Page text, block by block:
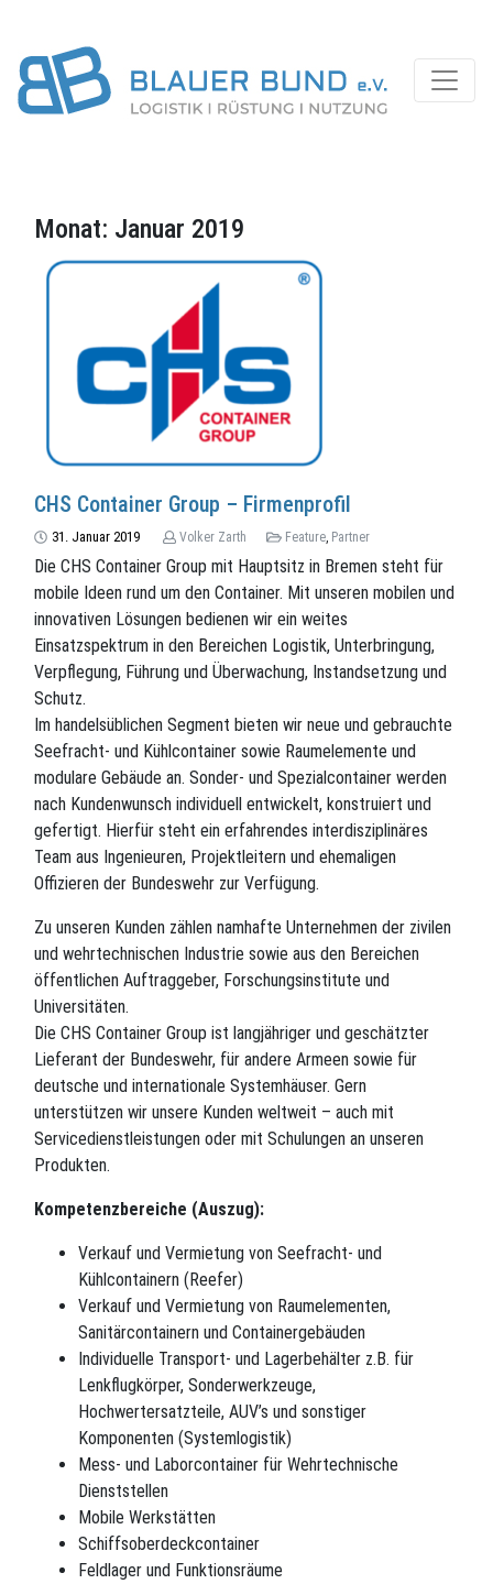
Monat: Januar 2019
CHS Container Group – Firmenprofil
31. Januar 2019 Volker Zarth Feature, Partner
Die CHS Container Group mit Hauptsitz in Bremen steht für
mobile Ideen rund um den Container. Mit unseren mobilen und
innovativen Lösungen bedienen wir ein weites
Einsatzspektrum in den Bereichen Logistik, Unterbringung,
Verpflegung, Führung und Überwachung, Instandsetzung und
Schutz.
Im handelsüblichen Segment bieten wir neue und gebrauchte
Seefracht- und Kühlcontainer sowie Raumelemente und
modulare Gebäude an. Sonder- und Spezialcontainer werden
nach Kundenwunsch individuell entwickelt, konstruiert und
gefertigt. Hierfür steht ein erfahrendes interdisziplinäres
Team aus Ingenieuren, Projektleitern und ehemaligen
Offizieren der Bundeswehr zur Verfügung.
Zu unseren Kunden zählen namhafte Unternehmen der zivilen
und wehrtechnischen Industrie sowie aus den Bereichen
öffentlichen Auftraggeber, Forschungsinstitute und
Universitäten.
Die CHS Container Group ist langjähriger und geschätzter
Lieferant der Bundeswehr, für andere Armeen sowie für
deutsche und internationale Systemhäuser. Gern
unterstützen wir unsere Kunden weltweit – auch mit
Servicedienstleistungen oder mit Schulungen an unseren
Produkten.
Kompetenzbereiche (Auszug):
Verkauf und Vermietung von Seefracht- und
Kühlcontainern (Reefer)
Verkauf und Vermietung von Raumelementen,
Sanitärcontainern und Containergebäuden
Individuelle Transport- und Lagerbehälter z.B. für
Lenkflugkörper, Sonderwerkzeuge,
Hochwertersatzteile, AUV’s und sonstiger
Komponenten (Systemlogistik)
Mess- und Laborcontainer für Wehrtechnische
Dienststellen
Mobile Werkstätten
Schiffsoberdeckcontainer
Feldlager und Funktionsräume